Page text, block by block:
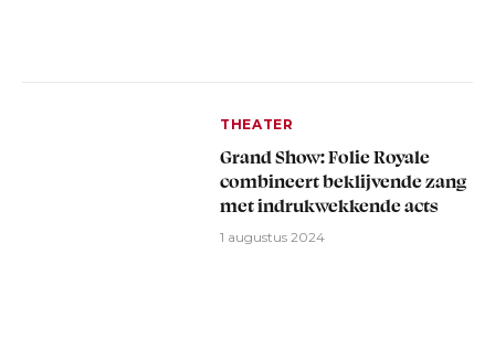
THEATER
Grand Show: Folie Royale
combineert beklijvende zang
met indrukwekkende acts
1 augustus 2024